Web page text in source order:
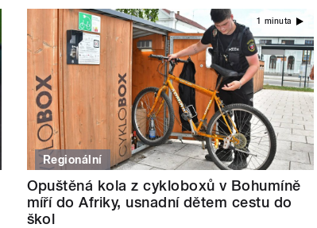
1 minuta
Regionální
Opuštěná kola z cykloboxů v Bohumíně
míří do Afriky, usnadní dětem cestu do
škol